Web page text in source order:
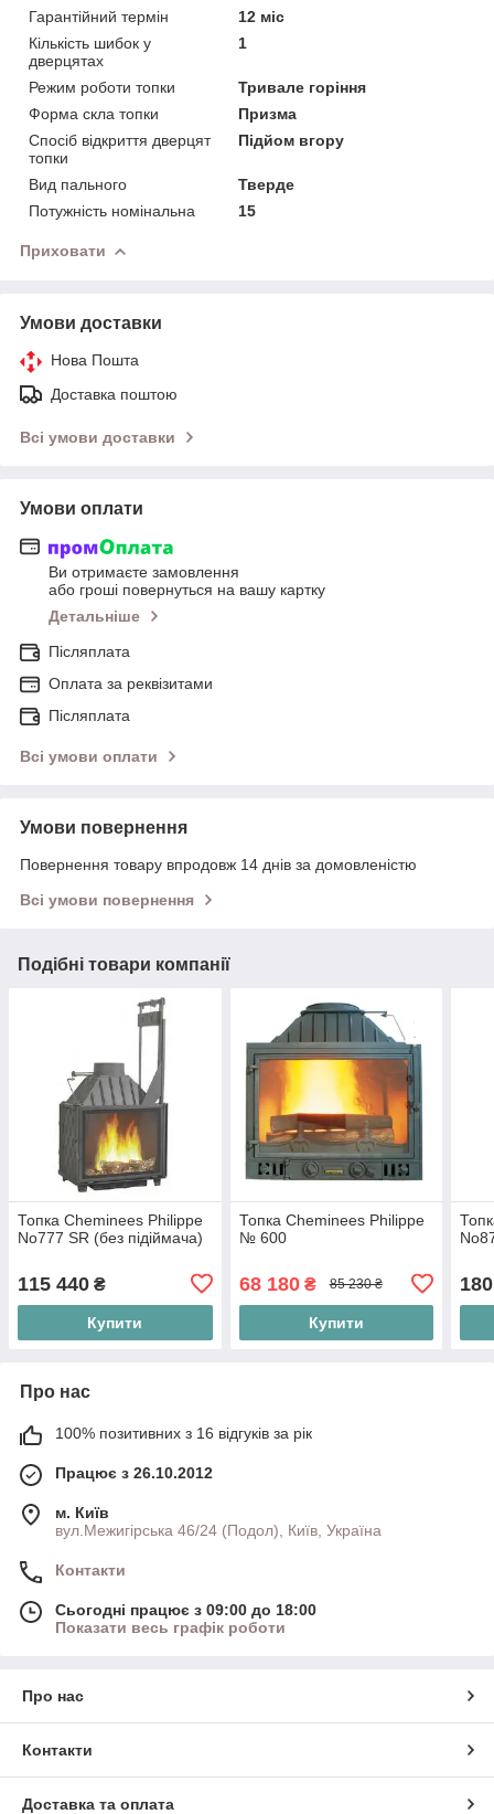
Гарантійний термін
12 міс
Кількість шибок у
дверцятах
1
Режим роботи топки
Тривале горіння
Форма скла топки
Призма
Спосіб відкриття дверцят
топки
Підйом вгору
Вид пального
Тверде
Потужність номінальна
15
Приховати
Умови доставки
Нова Пошта
Доставка поштою
Всі умови доставки
Умови оплати
Ви отримаєте замовлення
або гроші повернуться на вашу картку
Детальніше
Післяплата
Оплата за реквізитами
Післяплата
Всі умови оплати
Умови повернення
Повернення товару впродовж 14 днів за домовленістю
Всі умови повернення
Подібні товари компанії
Топка Cheminees Philippe
No777 SR (без підіймача)
115 440 ₴
Купити
Топка Cheminees Philippe
№ 600
68 180₴ 85 230 ₴
Купити
Про нас
100% позитивних з 16 відгуків за рік
Працює з 26.10.2012
м. Київ
вул.Межигірська 46/24 (Подол), Київ, Україна
Контакти
Сьогодні працює з 09:00 до 18:00
Показати весь графік роботи
Про нас
Контакти
Доставка та оплата